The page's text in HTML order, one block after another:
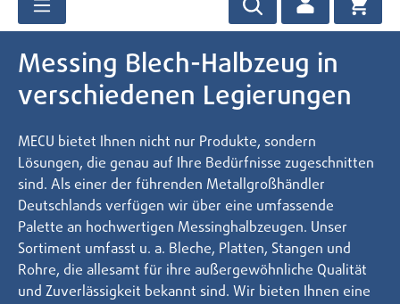
Messing Blech-Halbzeug in
verschiedenen Legierungen
MECU bietet Ihnen nicht nur Produkte, sondern
Lösungen, die genau auf Ihre Bedürfnisse zugeschnitten
sind. Als einer der führenden Metallgroßhändler
Deutschlands verfügen wir über eine umfassende
Palette an hochwertigen Messinghalbzeugen. Unser
Sortiment umfasst u. a. Bleche, Platten, Stangen und
Rohre, die allesamt für ihre außergewöhnliche Qualität
und Zuverlässigkeit bekannt sind. Wir bieten Ihnen eine